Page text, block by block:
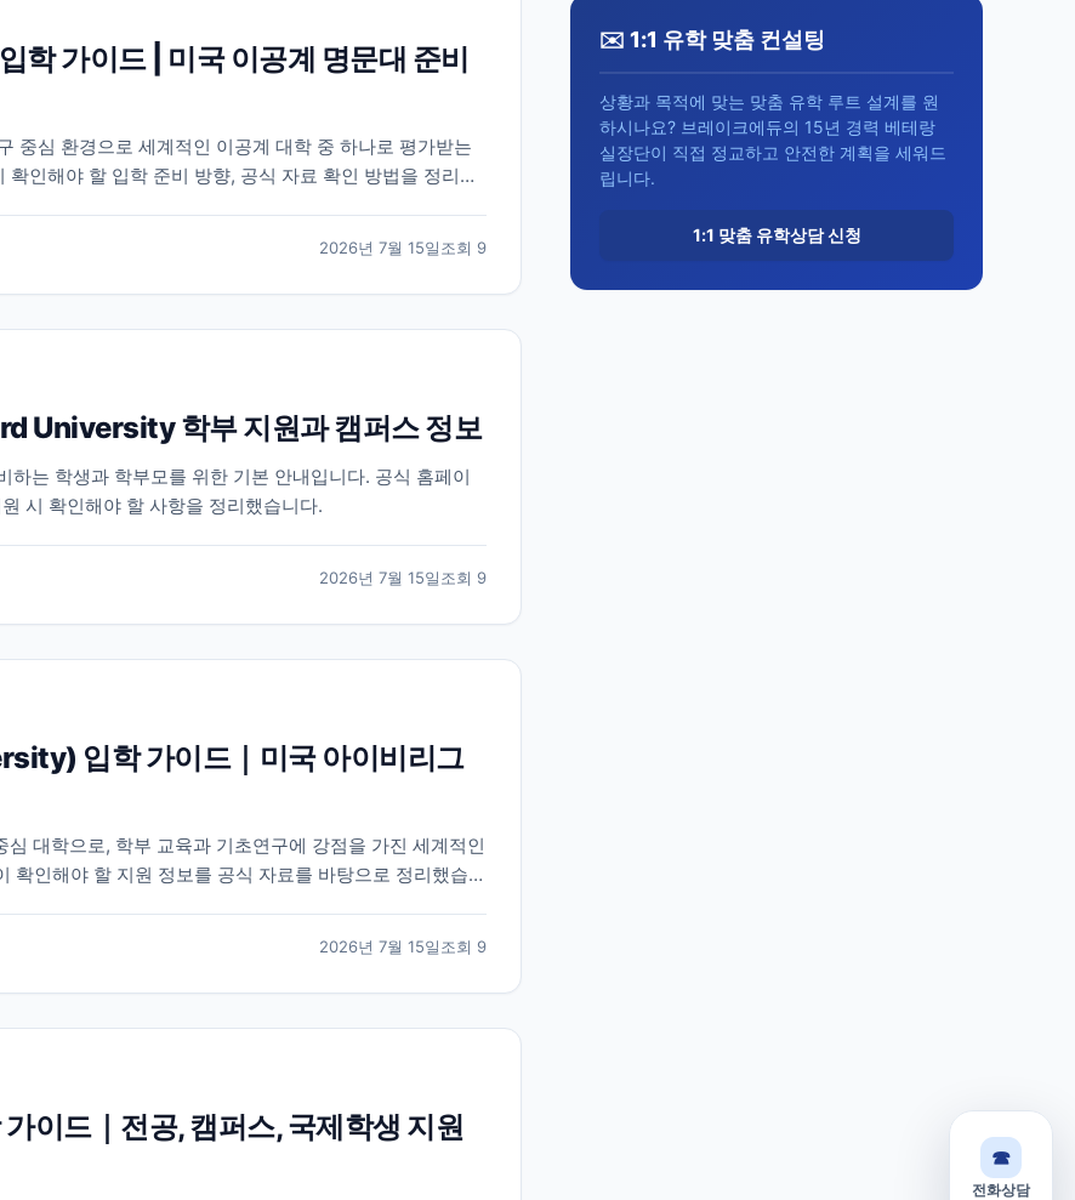
가이드 | 미국 이공계 명문대 준비
중심 환경으로 세계적인 이공계 대학 중 하나로 평가받는
인해야 할 입학 준비 방향, 공식 자료 확인 방법을 정리했
2026년 7월 15일조회 9
University 학부 지원과 캠퍼스 정보
는 학생과 학부모를 위한 기본 안내입니다. 공식 홈페이
시 확인해야 할 사항을 정리했습니다.
2026년 7월 15일조회 9
입학 가이드｜미국 아이비리그
대학으로, 학부 교육과 기초연구에 강점을 가진 세계적인
인해야 할 지원 정보를 공식 자료를 바탕으로 정리했습니
2026년 7월 15일조회 9
이드｜전공, 캠퍼스, 국제학생 지원
✉️ 1:1 유학 맞춤 컨설팅
상황과 목적에 맞는 맞춤 유학 루트 설계를 원
하시나요? 브레이크에듀의 15년 경력 베테랑
실장단이 직접 정교하고 안전한 계획을 세워드
립니다.
1:1 맞춤 유학상담 신청
☎
전화상담